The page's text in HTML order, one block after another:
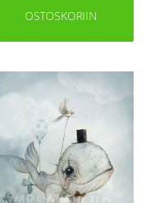
OSTOSKORIIN